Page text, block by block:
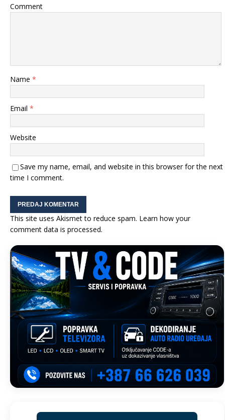
Comment
Name *
Email *
Website
Save my name, email, and website in this browser for the next
time I comment.
This site uses Akismet to reduce spam. Learn how your
comment data is processed.